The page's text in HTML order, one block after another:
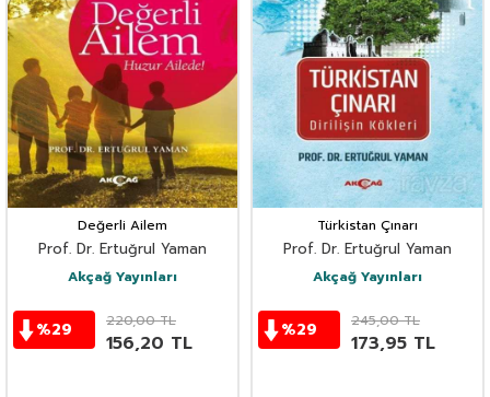
Değerli Ailem
Prof. Dr. Ertuğrul Yaman
Akçağ Yayınları
%29 220,00TL
156,20 TL
Türkistan Çınarı
Prof. Dr. Ertuğrul Yaman
Akçağ Yayınları
%29 245,00TL
173,95 TL